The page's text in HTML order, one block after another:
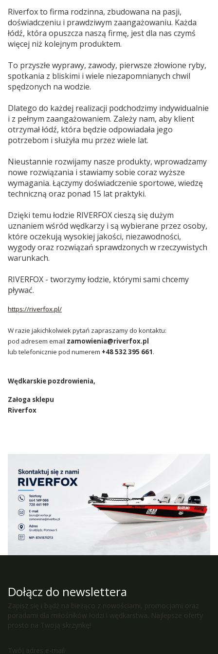
Riverfox to firma rodzinna, zbudowana na pasji,
doświadczeniu i prawdziwym zaangażowaniu. Każda
łódź, która opuszcza naszą firmę, jest dla nas czymś
więcej niż kolejnym produktem.
To przyszłe wyprawy, zawody, pierwsze złowione ryby,
spotkania z bliskimi i wiele niezapomnianych chwil
spędzonych na wodzie.
Dlatego do każdej realizacji podchodzimy indywidualnie
i z pełnym zaangażowaniem. Zależy nam, aby klient
otrzymał łódź, która będzie odpowiadała jego
potrzebom i służyła mu przez wiele lat.
Nieustannie rozwijamy nasze produkty, wprowadzamy
nowe rozwiązania i stawiamy sobie coraz wyższe
wymagania. Łączymy doświadczenie sportowe, wiedzę
techniczną oraz ponad 15 lat praktyki.
Dzięki temu łodzie RIVERFOX cieszą się dużym
uznaniem wśród wędkarzy i są wybierane przez osoby,
które oczekują wysokiej jakości, niezawodności,
wygody oraz rozwiązań sprawdzonych w rzeczywistych
warunkach.
RIVERFOX - tworzymy łodzie, którymi sami chcemy
pływać.
https://riverfox.pl/
W razie jakichkolwiek pytań zapraszamy do kontaktu:
pod adresem email zamowienia@riverfox.pl
lub telefonicznie pod numerem +48 532 395 661.
Wędkarskie pozdrowienia,
Załoga sklepu
Riverfox
Dołącz do newslettera
Zapisz się i bądź na bieżąco z nowościami, promocjami oraz
poradami dla miłośników łodzi i wędkarstwa. Najlepsze oferty
prosto na Twoją skrzynkę!
Twój adres e-mail